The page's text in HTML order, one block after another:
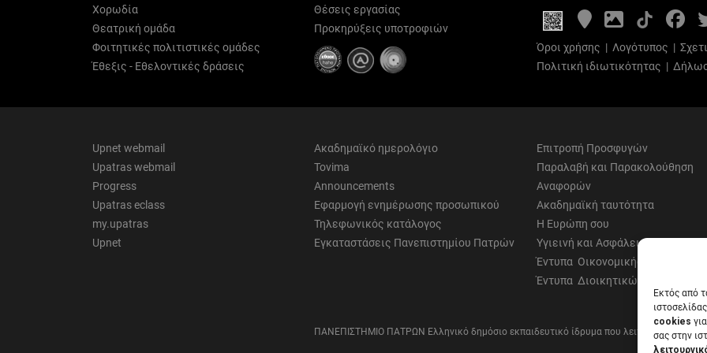
Εκτός από
cookies
σας στην
Χορωδία
Θεατρική ομάδα
Φοιτητικές πολιτιστικές ομάδες
Έθεξις - Εθελοντικές δράσεις
Θέσεις εργασίας
Προκηρύξεις υποτροφιών
Google
Maps
Photo
Gallery
Όροι χρήσης | Λογότυπος |
Πολιτική ιδιωτικότητας |
Upnet webmail
Upatras webmail
Progress
Upatras eclass
my.upatras
Upnet
Ακαδημαϊκό ημερολόγιο
Tovima
Announcements
Εφαρμογή ενημέρωσης προσωπικού
Τηλεφωνικός κατάλογος
Εγκαταστάσεις Πανεπιστημίου Πατρών
Επιτροπή Προσφυγών
Παραλαβή και Παρακολούθηση
Αναφορών
Ακαδημαϊκή ταυτότητα
Η Ευρώπη σου
Υγιεινή και Ασφάλεια
Έντυπα Οικονομικής Υπηρεσίας
Έντυπα Διοικητικών Υπηρεσιών
ΠΑΝΕΠΙΣΤΗΜΙΟ ΠΑΤΡΩΝ Ελληνικό δημόσιο εκπαιδευτικό ίδρυμα που λειτουργεί